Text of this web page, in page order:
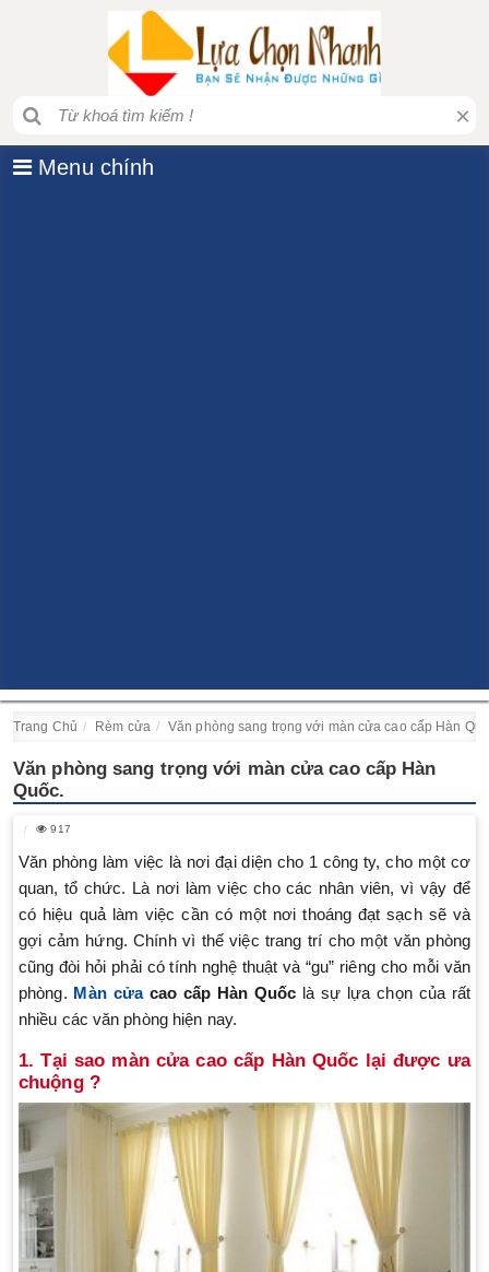
×
Menu chính
Trang Chủ Rèm cửa Văn phòng sang trọng với màn cửa cao cấp Hàn
Văn phòng sang trọng với màn cửa cao cấp Hàn
Quốc.
917
Văn phòng làm việc là nơi đại diện cho 1 công ty, cho một cơ
quan, tổ chức. Là nơi làm việc cho các nhân viên, vì vậy để
có hiệu quả làm việc cần có một nơi thoáng đạt sạch sẽ và
gợi cảm hứng. Chính vì thế việc trang trí cho một văn phòng
cũng đòi hỏi phải có tính nghệ thuật và “gu” riêng cho mỗi văn
phòng. Màn cửacao cấp Hàn Quốc là sự lựa chọn của rất
nhiều các văn phòng hiện nay.
1. Tại sao màn cửa cao cấp Hàn Quốc lại được ưa
chuộng ?